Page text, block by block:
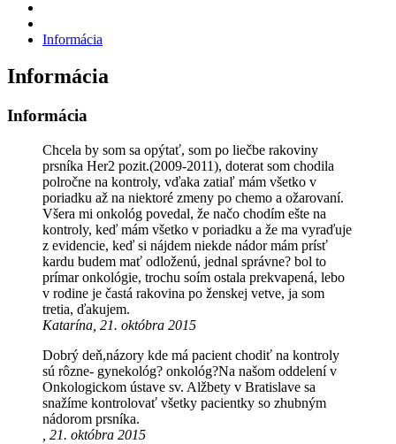
Informácia
Informácia
Informácia
Chcela by som sa opýtať, som po liečbe rakoviny
prsníka Her2 pozit.(2009-2011), doterat som chodila
polročne na kontroly, vďaka zatiaľ mám všetko v
poriadku až na niektoré zmeny po chemo a ožarovaní.
Všera mi onkológ povedal, že načo chodím ešte na
kontroly, keď mám všetko v poriadku a že ma vyraďuje
z evidencie, keď si nájdem niekde nádor mám prísť
kardu budem mať odloženú, jednal správne? bol to
prímar onkológie, trochu soím ostala prekvapená, lebo
v rodine je častá rakovina po ženskej vetve, ja som
tretia, ďakujem.
Katarína, 21. októbra 2015
Dobrý deň,názory kde má pacient chodiť na kontroly
sú rôzne- gynekológ? onkológ?Na našom oddelení v
Onkologickom ústave sv. Alžbety v Bratislave sa
snažíme kontrolovať všetky pacientky so zhubným
nádorom prsníka.
, 21. októbra 2015